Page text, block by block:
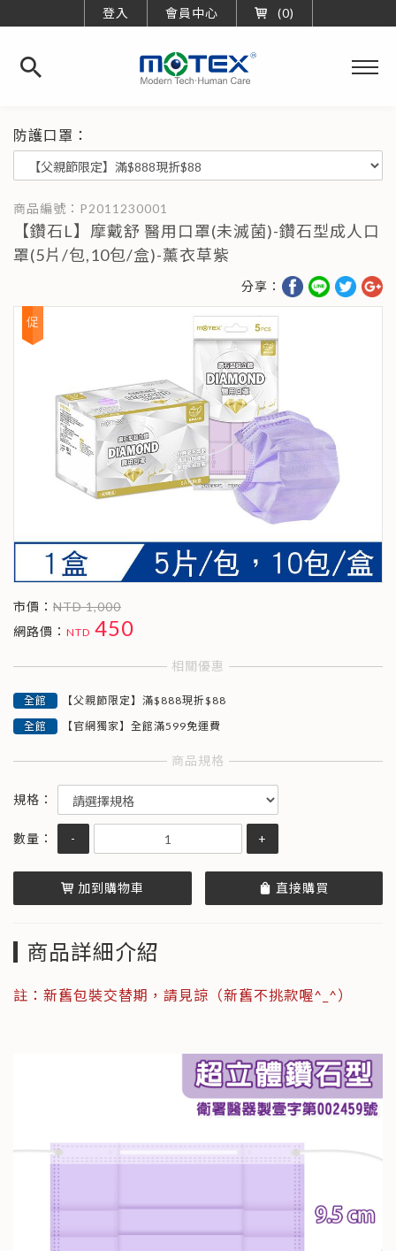
登入 會員中心 0
工
業
股
有
限
公
司
防護口罩：
【鑽石L】摩戴舒 醫用口罩(未滅菌)-鑽石型成人口
罩(5片/包,10包/盒)-薰衣草紫
市價： NTD 1,000
網路價：
450
相關優惠
【父親節限定】滿$888現折$88
【官網獨家】全館滿599免運費
商品規格
- +
加到購物車 直接購買
商品詳細介紹
註：新舊包裝交替期，請見諒（新舊不挑款喔^_^）